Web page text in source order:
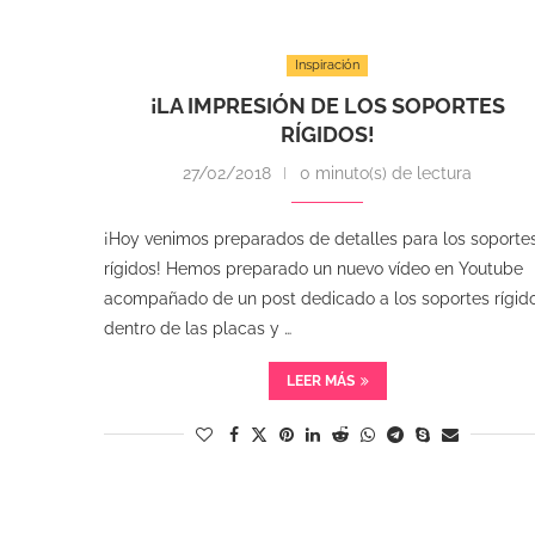
Inspiración
¡LA IMPRESIÓN DE LOS SOPORTES
RÍGIDOS!
27/02/2018 0 minuto(s) de lectura
¡Hoy venimos preparados de detalles para los
rígidos! Hemos preparado un nuevo vídeo en Youtube
acompañado de un post dedicado a los soportes
dentro de las placas y …
LEER MÁS